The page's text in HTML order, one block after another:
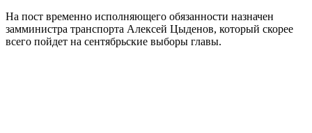
На пост временно исполняющего обязанности назначен
замминистра транспорта Алексей Цыденов, который скорее
всего пойдет на сентябрьские выборы главы.